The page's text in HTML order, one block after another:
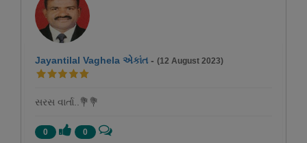
Jayantilal Vaghela એકાંત - (12 August 2023)
સરસ વાર્તા..💐💐
0 0